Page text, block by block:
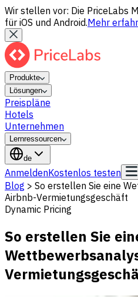
Wir stellen vor: Die PriceLabs
für iOS und Android.Mehr
Produkte
Lösungen
Preispläne
Hotels
Unternehmen
Lernressourcen
de
AnmeldenKostenlos testen
Blog > So erstellen Sie eine
Airbnb-Vermietungsgeschäft
Dynamic Pricing
So erstellen Sie